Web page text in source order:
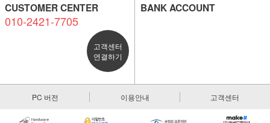
CUSTOMER CENTER
010-2421-7705
고객센터
연결하기
BANK ACCOUNT
PC 버전 이용안내 고객센터